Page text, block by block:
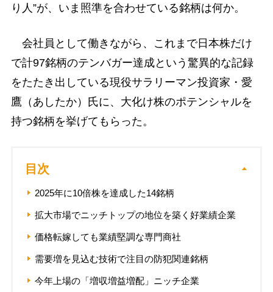
り人”が、いま照準を合わせている銘柄は何か。
会社員として働きながら、これまで日本株だけ
で計97銘柄のテンバガー達成という驚異的な記録
をたたき出している現役サラリーマン投資家・愛
鷹（あしたか）氏に、大化け株のポテンシャルを
持つ銘柄を挙げてもらった。
目次
2025年に10倍株を達成した14銘柄
拡大市場でニッチトップの地位を築く好業績企業
価格転嫁しても業績堅調な専門商社
需要増を見込む技術で注目の防犯関連銘柄
今年上場の「増収増益増配」ニッチ企業